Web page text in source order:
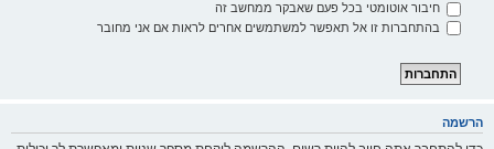
חיבור אוטומטי בכל פעם שאבקר ממחשב זה
בהתחברות זו אל תאפשר למשתמשים אחרים לראות אם אני מחובר
הרשמה